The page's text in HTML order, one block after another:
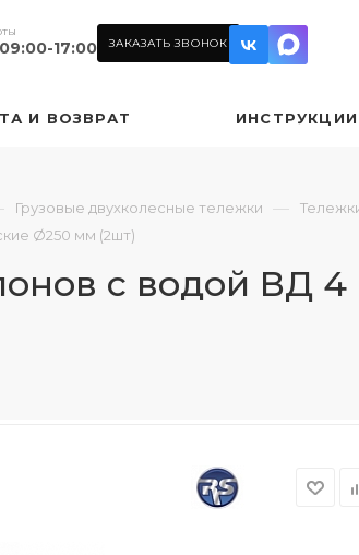
17:00 ЗАКАЗАТЬ ЗВОНОК
И ВОЗВРАТ ИНСТРУКЦИИ
Грузовые двухколесные тележки —
Ø250 мм (2шт)
с водой ВД 4